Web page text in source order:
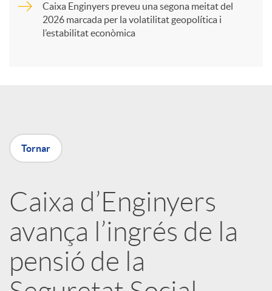
X
r
x
Caixa Enginyers preveu una segona meitat del
2026 marcada per la volatilitat geopolítica i
l’estabilitat econòmica
Tornar
Caixa d’Enginyers
avança l’ingrés de la
pensió de la